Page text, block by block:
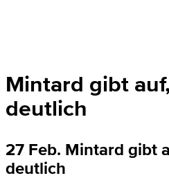
Mintard gibt
deutlich
27 Feb. Mintard gibt
deutlich